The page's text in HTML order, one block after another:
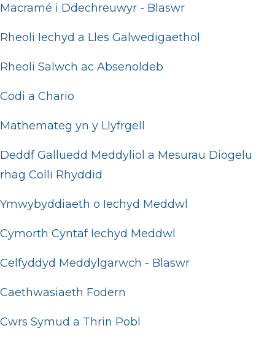
Macramé i Ddechreuwyr - Blaswr
Rheoli Iechyd a Lles Galwedigaethol
Rheoli Salwch ac Absenoldeb
Codi a Chario
Mathemateg yn y Llyfrgell
Deddf Galluedd Meddyliol a Mesurau Diogelu
rhag Colli Rhyddid
Ymwybyddiaeth o Iechyd Meddwl
Cymorth Cyntaf Iechyd Meddwl
Celfyddyd Meddylgarwch - Blaswr
Caethwasiaeth Fodern
Cwrs Symud a Thrin Pobl